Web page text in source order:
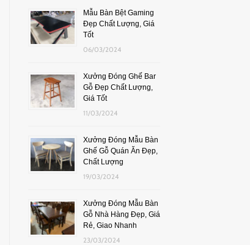
Mẫu Bàn Bệt Gaming
Đẹp Chất Lượng, Giá
Tốt
06/03/2024
Xưởng Đóng Ghế Bar
Gỗ Đẹp Chất Lượng,
Giá Tốt
11/03/2024
Xưởng Đóng Mẫu Bàn
Ghế Gỗ Quán Ăn Đẹp,
Chất Lượng
19/03/2024
Xưởng Đóng Mẫu Bàn
Gỗ Nhà Hàng Đẹp, Giá
Rẻ, Giao Nhanh
23/03/2024